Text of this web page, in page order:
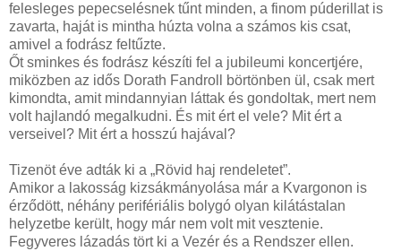
felesleges pepecselésnek tűnt minden, a finom púderillat is
zavarta, haját is mintha húzta volna a számos kis csat,
amivel a fodrász feltűzte.
Őt sminkes és fodrász készíti fel a jubileumi koncertjére,
miközben az idős Dorath Fandroll börtönben ül, csak mert
kimondta, amit mindannyian láttak és gondoltak, mert nem
volt hajlandó megalkudni. És mit ért el vele? Mit ért a
verseivel? Mit ért a hosszú hajával?
Tizenöt éve adták ki a „Rövid haj rendeletet”.
Amikor a lakosság kizsákmányolása már a Kvargonon is
érződött, néhány perifériális bolygó olyan kilátástalan
helyzetbe került, hogy már nem volt mit vesztenie.
Fegyveres lázadás tört ki a Vezér és a Rendszer ellen.